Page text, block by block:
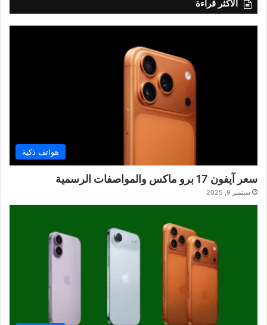
الأكثر قراءة
هواتف ذكية
سعر آيفون 17 برو ماكس والمواصفات الرسمية
سبتمبر 9, 2025